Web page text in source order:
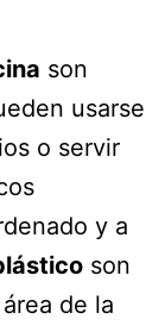
son
usarse
o servir
y a
son
de la